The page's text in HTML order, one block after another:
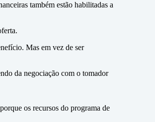
também estão habilitadas a
Mas em vez de ser
da negociação com o tomador
os recursos do programa de